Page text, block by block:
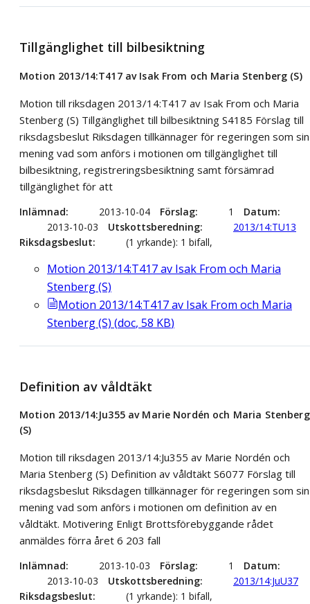
Tillgänglighet till bilbesiktning
Motion 2013/14:T417 av Isak From och Maria Stenberg (S)
Motion till riksdagen 2013/14:T417 av Isak From och Maria
Stenberg (S) Tillgänglighet till bilbesiktning S4185 Förslag till
riksdagsbeslut Riksdagen tillkännager för regeringen som sin
mening vad som anförs i motionen om tillgänglighet till
bilbesiktning, registreringsbesiktning samt försämrad
tillgänglighet för att
Inlämnad 2013-10-04 Förslag 1
Datum
2013-10-03
Utskottsberedning
2013/14:TU13
Riksdagsbeslut
(1 yrkande): 1 bifall,
Motion 2013/14:T417 av Isak From och Maria
Stenberg (S)
Motion 2013/14:T417 av Isak From och Maria
Stenberg (S) (doc, 58 KB)
Definition av våldtäkt
Motion 2013/14:Ju355 av Marie Nordén och Maria Stenberg
(S)
Motion till riksdagen 2013/14:Ju355 av Marie Nordén och
Maria Stenberg (S) Definition av våldtäkt S6077 Förslag till
riksdagsbeslut Riksdagen tillkännager för regeringen som sin
mening vad som anförs i motionen om definition av en
våldtäkt. Motivering Enligt Brottsförebyggande rådet
anmäldes förra året 6 203 fall
Inlämnad 2013-10-03 Förslag 1
Datum
2013-10-03
Utskottsberedning
2013/14:JuU37
Riksdagsbeslut
(1 yrkande): 1 bifall,